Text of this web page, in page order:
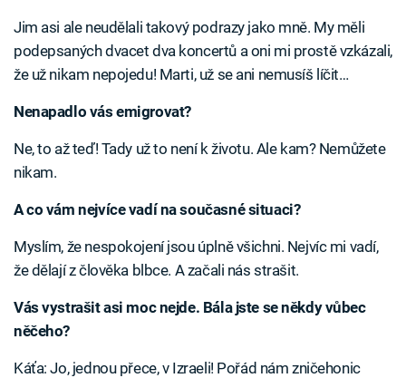
Jim asi ale neudělali takový podrazy jako mně. My měli
podepsaných dvacet dva koncertů a oni mi prostě vzkázali,
že už nikam nepojedu! Marti, už se ani nemusíš líčit…
Nenapadlo vás emigrovat?
Ne, to až teď! Tady už to není k životu. Ale kam? Nemůžete
nikam.
A co vám nejvíce vadí na současné situaci?
Myslím, že nespokojení jsou úplně všichni. Nejvíc mi vadí,
že dělají z člověka blbce. A začali nás strašit.
Vás vystrašit asi moc nejde. Bála jste se někdy vůbec
něčeho?
Káťa: Jo, jednou přece, v Izraeli! Pořád nám zničehonic